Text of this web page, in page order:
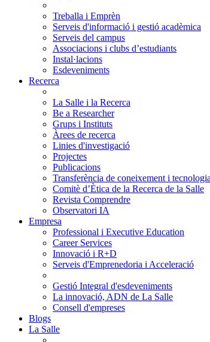
Treballa i Emprèn
Serveis d'informació i gestió acadèmica
Serveis del campus
Associacions i clubs d’estudiants
Instal·lacions
Esdeveniments
Recerca
La Salle i la Recerca
Be a Researcher
Grups i Instituts
Àrees de recerca
Linies d'investigació
Projectes
Publicacions
Transferència de coneixement i tecnologia
Comitè d’Ètica de la Recerca de la Salle
Revista Comprendre
Observatori IA
Empresa
Professional i Executive Education
Career Services
Innovació i R+D
Serveis d'Emprenedoria i Acceleració
Gestió Integral d'esdeveniments
La innovació, ADN de La Salle
Consell d'empreses
Blogs
La Salle